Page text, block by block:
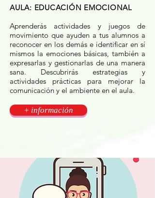
AULA: EDUCACIÓN EMOCIONAL
Aprenderás actividades y juegos de
movimiento que ayuden a tus alumnos a
reconocer en los demás e identificar en sí
mismos la emociones básicas, también a
expresarlas y gestionarlas de una manera
sana. Descubrirás estrategias y
actividades prácticas para mejorar la
comunicación y el ambiente en el aula.
+ información